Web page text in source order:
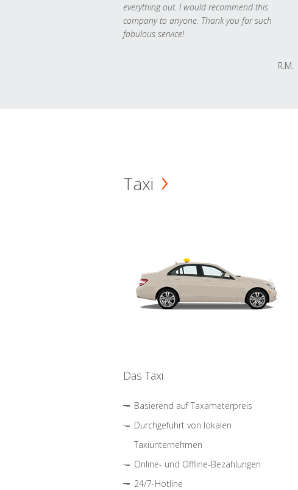
everything out. I would recommend this
company to anyone. Thank you for such
fabulous service!
R.M.
Taxi
Das Taxi
Basierend auf Taxameterpreis
Durchgeführt von lokalen
Taxiunternehmen
Online- und Offline-Bezahlungen
24/7-Hotline